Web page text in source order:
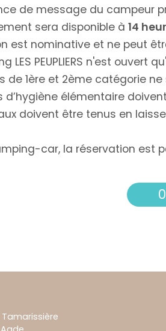
de message du campeur
sera disponible à 14
est nominative et ne peut
LES PEUPLIERS n'est ouvert
de 1ère et 2ème catégorie
d’hygiène élémentaire
doivent être tenus en
car, la réservation est